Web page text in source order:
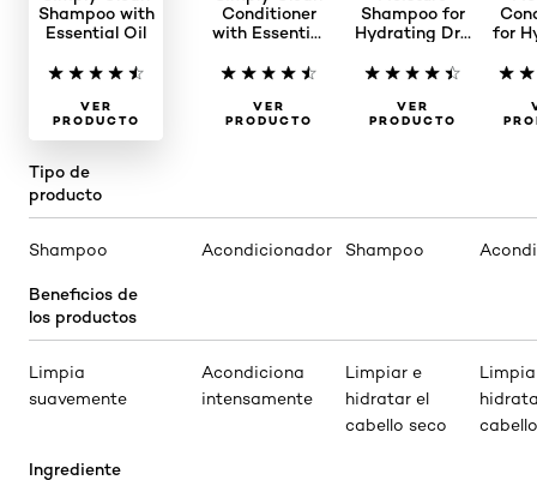
Shampoo with
Essential Oil
VER
PRODUCTO
Tipo de
producto
Shampoo
Beneficios de
los productos
Limpia
suavemente
Ingrediente
Conditioner
with Essential
VER
PRODUCTO
Acondicionador
Acondiciona
intensamente
Shampoo for
Hydrating Dry
VER
PRODUCTO
Shampoo
Limpiar e
hidratar el
cabello seco
for